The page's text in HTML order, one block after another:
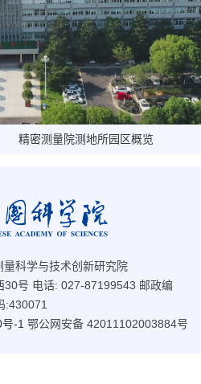
精密测量院测地所园区概览
量科学与技术创新研究院
30号 电话: 027-87199543 邮政编
:430071
-1 鄂公网安备 42011102003884号